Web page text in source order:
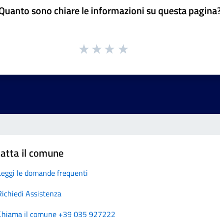
sono chiare le informazioni su questa
il comune
le domande frequenti
Assistenza
il comune +39 035 927222